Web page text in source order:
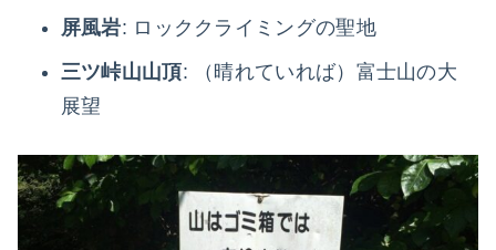
屏風岩: ロッククライミングの聖地
三ツ峠山山頂: （晴れていれば）富士山の大
展望